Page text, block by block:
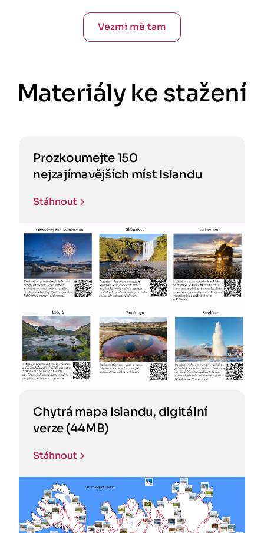
Vezmi mě tam
Materiály ke stažení
Prozkoumejte 150
nejzajímavějších míst Islandu
Stáhnout
Chytrá mapa Islandu, digitální
verze (44MB)
Stáhnout